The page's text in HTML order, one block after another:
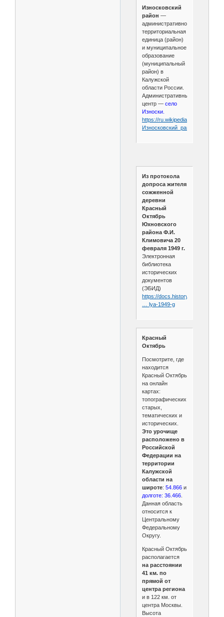
Износковский
район —
административно-
территориальная
единица (район)
и муниципальное
образование
(муниципальный
район) в
Калужской
области России.
Административный
центр — село
Износки.
https://ru.wikipedia.org/wiki/
Износковский_район
Из протокола
допроса жителя
сожженной
деревни
Красный
Октябрь
Юхновского
района Ф.И.
Климовича 20
февраля 1949 г.
Электронная
библиотека
исторических
документов
(ЭБИД)
https://docs.historyrussia.org/ru/
… lya-1949-g
Красный
Октябрь
Посмотрите, где
находится
Красный Октябрь
на онлайн
картах:
топографических,
старых,
тематических и
исторических.
Это урочище
расположено в
Российской
Федерации на
территории
Калужской
области на
широте: 54.866и
долготе: 36.466.
Данная область
относится к
Центральному
Федеральному
Округу.
Красный Октябрь
располагается
на расстоянии
41 км. по
прямой от
центра региона
и в 122 км. от
центра Москвы.
Высота